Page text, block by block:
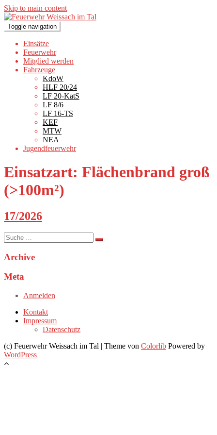
Skip to main content
Toggle navigation
Einsätze
Feuerwehr
Mitglied werden
Fahrzeuge
KdoW
HLF 20/24
LF 20-KatS
LF 8/6
LF 16-TS
KEF
MTW
NEA
Jugendfeuerwehr
Einsatzart: Flächenbrand groß
(>100m²)
17/2026
Suche
nach:
Archive
Meta
Anmelden
Kontakt
Impressum
Datenschutz
(c) Feuerwehr Weissach im Tal | Theme von Colorlib Powered by
WordPress